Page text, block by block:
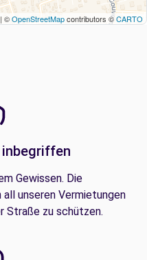
| ©OpenStreetMapcontributors ©CARTO
Gewissen. Die
unseren Vermietungen
Straße zu schützen.